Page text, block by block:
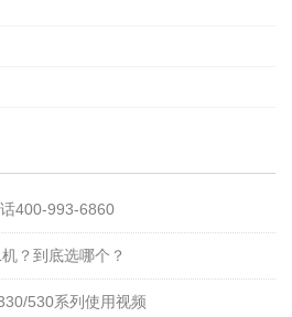
400-993-6860
？到底选哪个？
530系列使用视频